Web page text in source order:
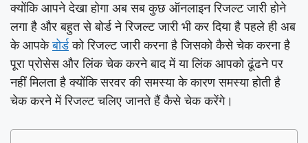
क्योंकि आपने देखा होगा अब सब कुछ ऑनलाइन रिजल्ट जारी होने
लगा है और बहुत से बोर्ड ने रिजल्ट जारी भी कर दिया है पहले ही अब
के आपकेबोर्डको रिजल्ट जारी करना है जिसको कैसे चेक करना है
पूरा प्रोसेस और लिंक चेक करने बाद में या लिंक आपको ढूंढने पर
नहीं मिलता है क्योंकि सरवर की समस्या के कारण समस्या होती है
चेक करने में रिजल्ट चलिए जानते हैं कैसे चेक करेंगे।